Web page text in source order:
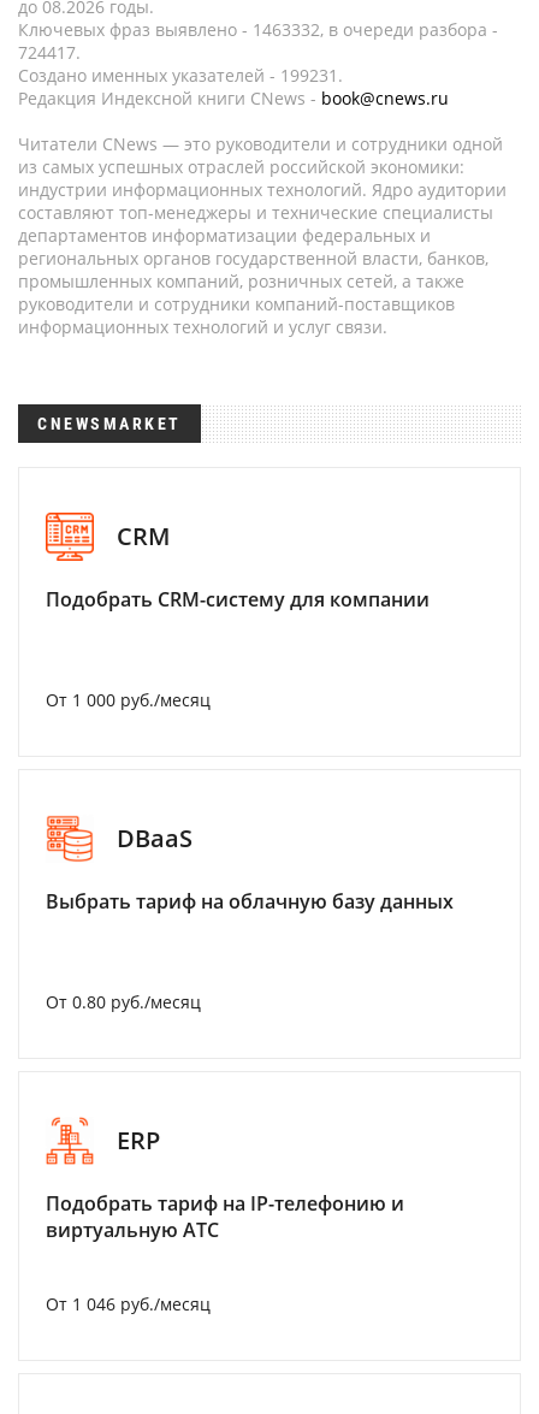
до 08.2026 годы.
Ключевых фраз выявлено - 1463332, в очереди разбора -
724417.
Создано именных указателей - 199231.
Редакция Индексной книги CNews - book@cnews.ru
Читатели CNews — это руководители и сотрудники одной
из самых успешных отраслей российской экономики:
индустрии информационных технологий. Ядро аудитории
составляют топ-менеджеры и технические специалисты
департаментов информатизации федеральных и
региональных органов государственной власти, банков,
промышленных компаний, розничных сетей, а также
руководители и сотрудники компаний-поставщиков
информационных технологий и услуг связи.
CNEWSMARKET
CRM
Подобрать CRM-систему для компании
От 1 000 руб./месяц
DBaaS
Выбрать тариф на облачную базу данных
От 0.80 руб./месяц
ERP
Подобрать тариф на IP-телефонию и
виртуальную АТС
От 1 046 руб./месяц